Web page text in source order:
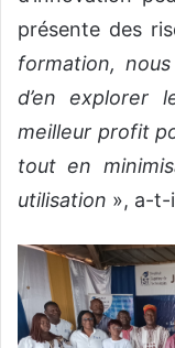
présente des
formation,
d’en explorer
meilleur profit
tout en
utilisation », a-t-